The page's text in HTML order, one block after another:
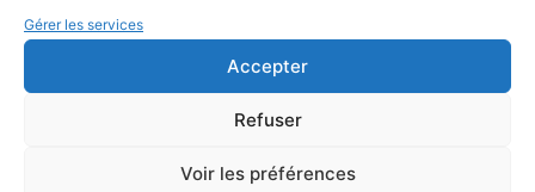
Gérer les services
Accepter
Refuser
Voir les préférences
Suivez l'actualité du fil des
images